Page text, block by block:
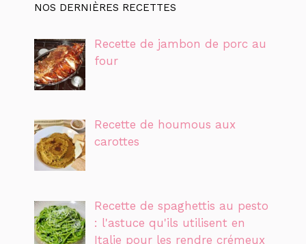
NOS DERNIÈRES RECETTES
Recette de jambon de porc au
four
Recette de houmous aux
carottes
Recette de spaghettis au pesto
: l'astuce qu'ils utilisent en
Italie pour les rendre crémeux